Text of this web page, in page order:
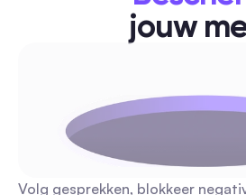
betrokkenheid voor makers
Een zorgvuldig samengestelde
reproduceerbare sociale
trechters, reacties op
leestijd, kosten/frequentie en
aanbeveling bevat een kant-en-
jouw
Volg gesprekken, blokkeer